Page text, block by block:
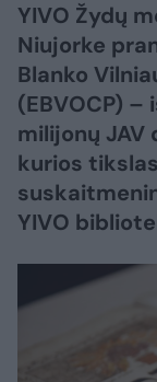
YIVO Žydų
Niujorke
Blanko
(EBVOCP)
milijonų
kurios
YIVO